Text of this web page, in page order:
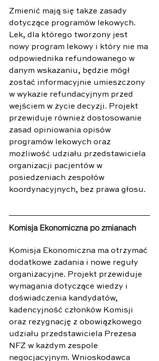
Zmienić mają się także zasady
dotyczące programów lekowych.
Lek, dla którego tworzony jest
nowy program lekowy i który nie ma
odpowiednika refundowanego w
danym wskazaniu, będzie mógł
zostać informacyjnie umieszczony
w wykazie refundacyjnym przed
wejściem w życie decyzji. Projekt
przewiduje również dostosowanie
zasad opiniowania opisów
programów lekowych oraz
możliwość udziału przedstawiciela
organizacji pacjentów w
posiedzeniach zespołów
koordynacyjnych, bez prawa głosu.
Komisja Ekonomiczna po zmianach
Komisja Ekonomiczna ma otrzymać
dodatkowe zadania i nowe reguły
organizacyjne. Projekt przewiduje
wymagania dotyczące wiedzy i
doświadczenia kandydatów,
kadencyjność członków Komisji
oraz rezygnację z obowiązkowego
udziału przedstawiciela Prezesa
NFZ w każdym zespole
negocjacyjnym. Wnioskodawca